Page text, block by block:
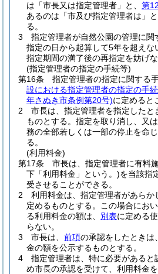
は「市長又は指定管理者」と、 第
あるのは「市及び指定管理者は」
る。
3
指定管理者が自然公園の管理に関
指定の日から起算して5年を超えな
指定期間の満了後の再指定を妨げな
(指定管理者の指定の手続等)
第16条
指定管理者の指定に関する手
設における指定管理者の指定の手
年さぬき市条例第20号)に定めると
2
市長は、指定管理者を指定したと
ものとする。 指定を取り消し、又
務の全部若しくは一部の停止を命
る。
(利用料金)
第17条
市長は、指定管理者に有料
下「利用料金」という。)を当該指
受させることができる。
2
利用料金は、指定管理者があらか
定めるものとする。
この場合にお
る利用料金の額は、 別表に定める
らない。
3
市長は、 前項の承認をしたときは
金の額を公示するものとする。
4
指定管理者は、特に必要があると
め市長の承認を受けて、利用料金